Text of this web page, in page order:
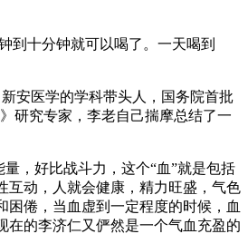
到十分钟就可以喝了。一天喝到
安医学的学科带头人，国务院首批
研究专家，李老自己揣摩总结了一
，好比战斗力，这个“血”就是包括
互动，人就会健康，精力旺盛，气色
倦，当血虚到一定程度的时候，血
在的李济仁又俨然是一个气血充盈的